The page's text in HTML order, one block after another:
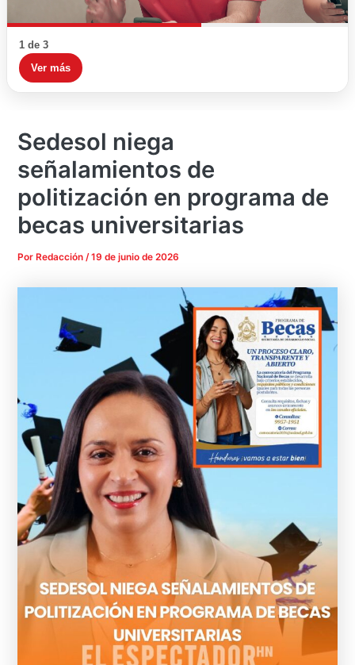
1 de 3
Ver más
Sedesol niega
señalamientos de
politización en programa de
becas universitarias
Por Redacción/19 de junio de 2026